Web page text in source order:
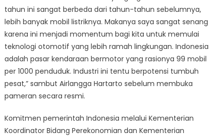
tahun ini sangat berbeda dari tahun-tahun sebelumnya,
lebih banyak mobil listriknya. Makanya saya sangat senang
karena ini menjadi momentum bagi kita untuk memulai
teknologi otomotif yang lebih ramah lingkungan. Indonesia
adalah pasar kendaraan bermotor yang rasionya 99 mobil
per 1000 penduduk. Industri ini tentu berpotensi tumbuh
pesat,” sambut Airlangga Hartarto sebelum membuka
pameran secara resmi.
Komitmen pemerintah Indonesia melalui Kementerian
Koordinator Bidang Perekonomian dan Kementerian